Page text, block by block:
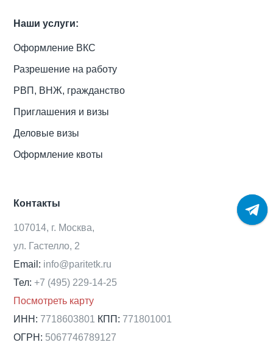
Наши услуги:
Оформление ВКС
Разрешение на работу
РВП, ВНЖ, гражданство
Приглашения и визы
Деловые визы
Оформление квоты
Контакты
107014, г. Москва,
ул. Гастелло, 2
Email: info@paritetk.ru
Тел: +7 (495) 229-14-25
Посмотреть карту
ИНН: 7718603801 КПП: 771801001
ОГРН: 5067746789127